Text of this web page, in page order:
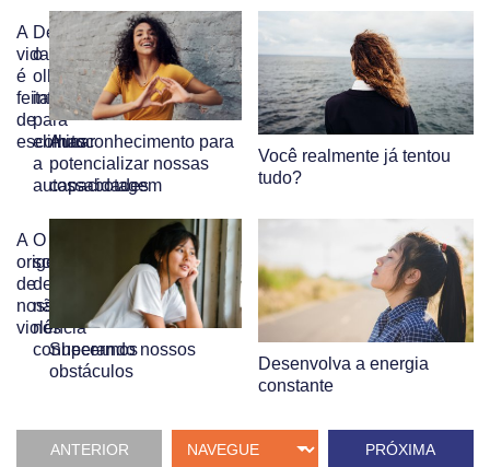
A
vida
é
feita
de
escolhas
Desenvolva
o
olhar
interior
para
eliminar
a
autossabotagem
Autoconhecimento para
potencializar nossas
capacidades
Você realmente já tentou
tudo?
A
origem
de
nossa
violência
O
sofrimento
de
não
nos
conhecermos
Superando nossos
obstáculos
Desenvolva a energia
constante
ANTERIOR PRÓXIMA